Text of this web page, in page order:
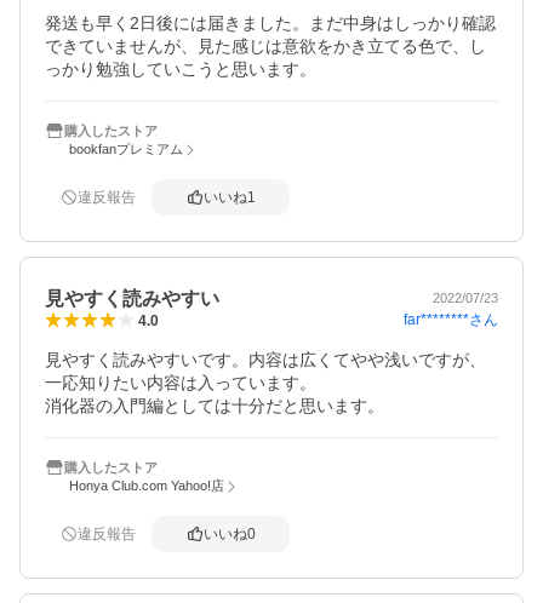
発送も早く2日後には届きました。まだ中身はしっかり確認
できていませんが、見た感じは意欲をかき立てる色で、し
っかり勉強していこうと思います。
購入したストア
bookfanプレミアム
違反報告 いいね1
見やすく読みやすい 2022/07/23
4.0 far********さん
見やすく読みやすいです。内容は広くてやや浅いですが、
一応知りたい内容は入っています。
消化器の入門編としては十分だと思います。
購入したストア
Honya Club.com Yahoo!店
違反報告 いいね0